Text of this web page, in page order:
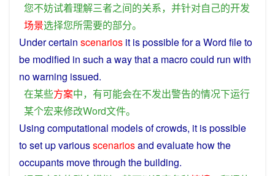
您不妨试着理解三者之间的关系， 并针对自己的开发
场景选择您所需要的部分。
Undercertain scenarios it ispossibleforaWord fileto
be modified in such a waythata macrocould run with
nowarning issued.
在某些方案中， 有可能会在不发出警告的情况下运行
某个宏来修改Word文件。
Using computational models ofcrowds, it ispossible
to set upvariousscenariosand evaluate howthe
occupants move through thebuilding.